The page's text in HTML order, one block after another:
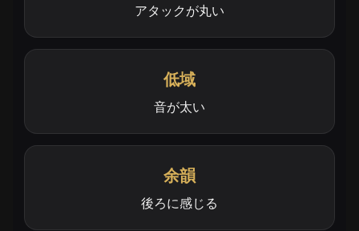
アタックが丸い
低域
音が太い
余韻
後ろに感じる